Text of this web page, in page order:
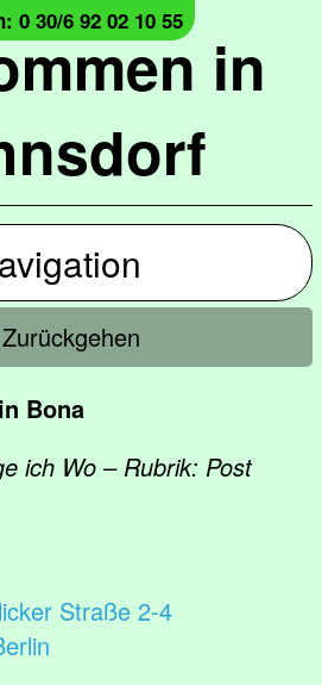
in
0 30/6 92 02 10 55
Bona
ich Wo – Rubrik: Post
Straße 2-4